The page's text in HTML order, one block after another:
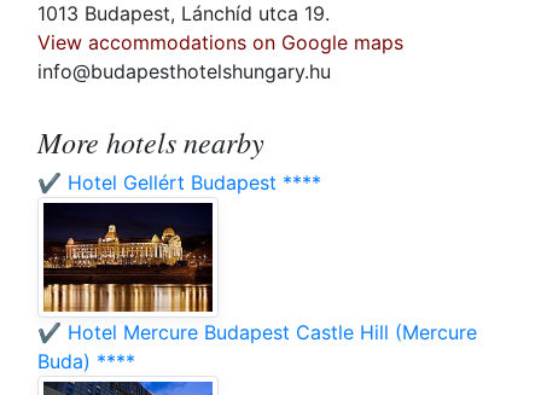
1013 Budapest, Lánchíd utca 19.
View accommodations on Google maps
info@budapesthotelshungary.hu
More hotels nearby
✔️ Hotel Gellért Budapest ****
✔️ Hotel Mercure Budapest Castle Hill (Mercure
Buda) ****